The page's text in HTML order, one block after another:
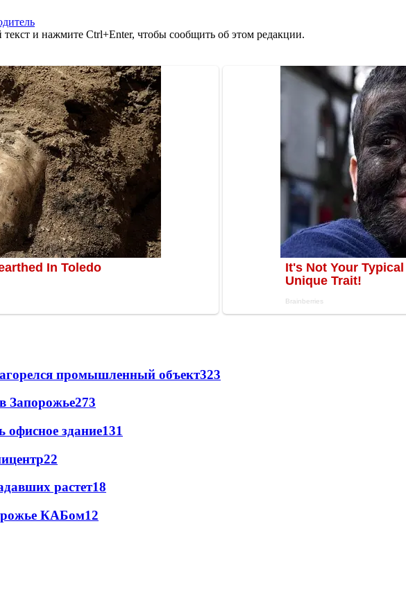
и нажмите Ctrl+Enter, чтобы сообщить об этом редакции.
промышленный объект323
Запорожье273
офисное здание131
22
растет18
КАБом12